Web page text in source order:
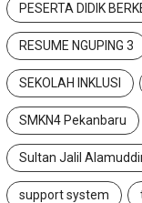
PESERTA DIDIK
RESUME NGUPING 3
SEKOLAH INKLUSI
SMKN4 Pekanbaru
Sultan Jalil
support system